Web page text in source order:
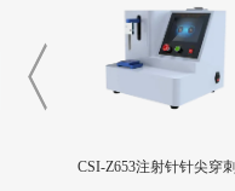
CSI-Z653注射针针尖穿